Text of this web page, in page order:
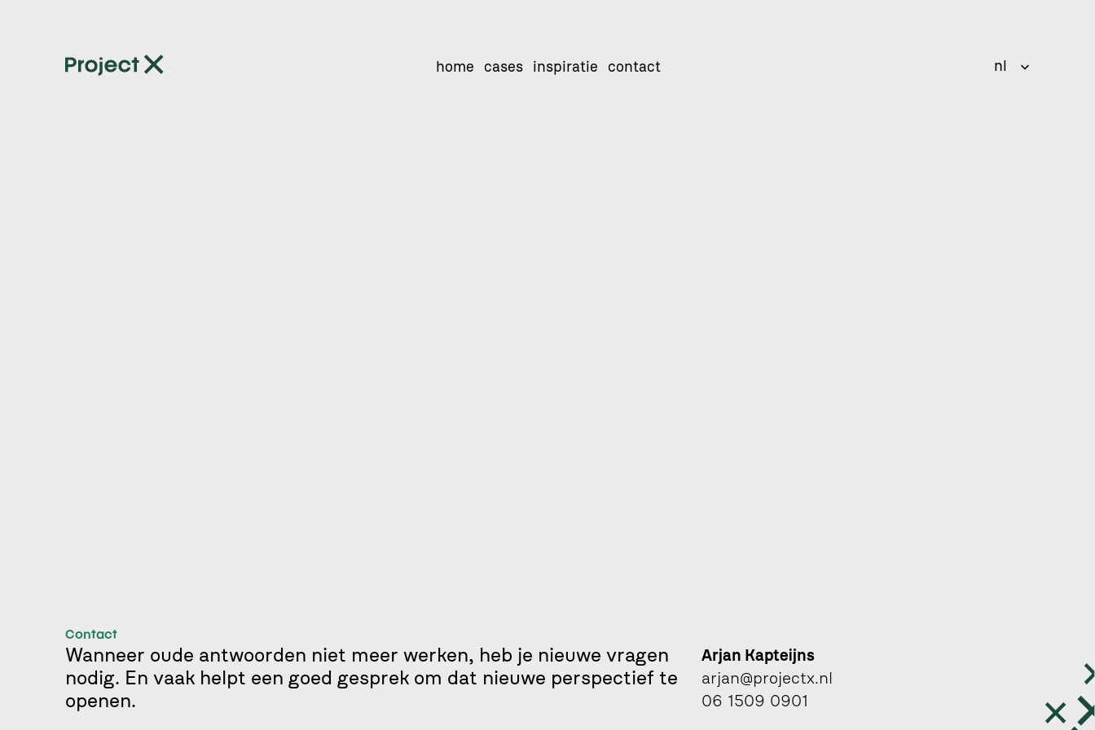
Contact
Wanneer oude antwoorden niet meer werken, heb je nieuwe vragen
nodig. En vaak helpt een goed gesprek om dat nieuwe perspectief te
openen.
Arjan Kapteijns
arjan@projectx.nl
06 1509 0901
home cases inspiratie contact Select Language
nl